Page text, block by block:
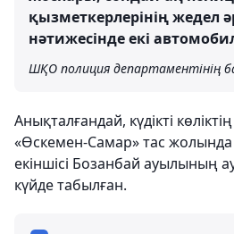
қызметкерлерінің жедел
нәтижесінде екі
ШҚО полиция департаментінің
Анықталғандай, күдікті
«Өскемен-Самар» тас жолында
екіншісі Бозанбай ауылының
күйде табылған.